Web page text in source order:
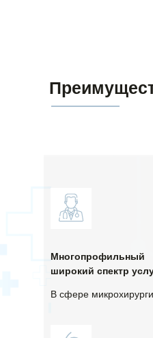
Многопрофильный
широкий спектр
В сфере